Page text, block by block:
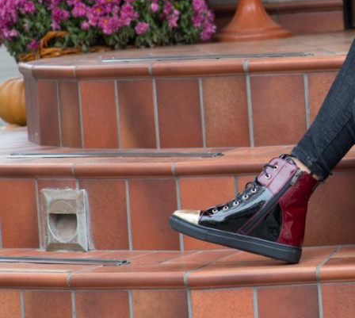
VEZI COLECȚIA
Modelele pe care
sunt selectate